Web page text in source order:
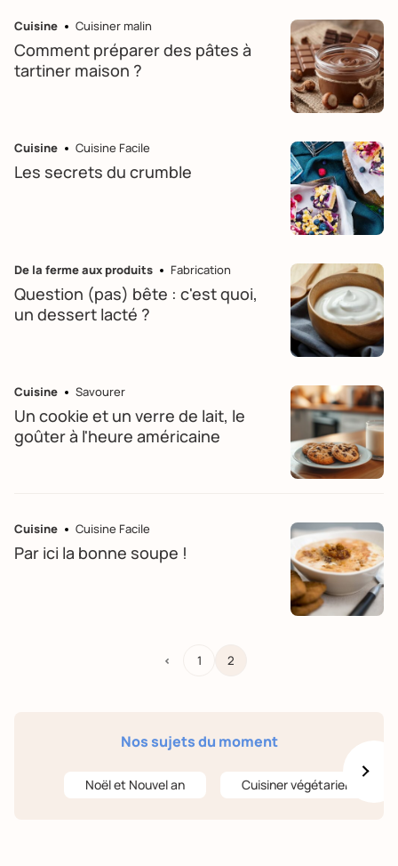
Cuisine Cuisiner malin
Comment préparer des pâtes à
tartiner maison ?
Cuisine Cuisine Facile
Les secrets du crumble
De la ferme aux produits Fabrication
Question (pas) bête : c'est quoi,
un dessert lacté ?
Cuisine Savourer
Un cookie et un verre de lait, le
goûter à l'heure américaine
Cuisine Cuisine Facile
Par ici la bonne soupe !
< 1 2
Nos sujets du moment
Noël et Nouvel an Cuisiner végétarien